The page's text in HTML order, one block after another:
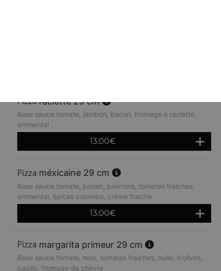
raclette 29 cm
Base sauce tomate, jambon, bacon, fromage à raclette,
emmental
13.00€
méxicaine 29 cm
Base sauce tomate, poulet, poivrons, tomates fraiches,
emmental, épices colombo, crème fraiche
13.00€
margarita primeur 29 cm
Base sauce tomate, noix, tomates fraiches, huile, d'olives,
basilic, fromage de chèvre